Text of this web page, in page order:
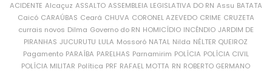
ACIDENTE Alcaçuz ASSALTO ASSEMBLEIA LEGISLATIVA DO RN Assu BATATA
Caicó CARAÚBAS Ceará CHUVA CORONEL AZEVEDO CRIME CRUZETA
currais novos Dilma Governo do RN HOMICÍDIO INCÊNDIO JARDIM DE
PIRANHAS JUCURUTU LULA Mossoró NATAL Nilda NÉLTER QUEIROZ
Pagamento PARAÍBA PARELHAS Parnamirim POLÍCIA POLÍCIA CIVIL
POLÍCIA MILITAR Política PRF RAFAEL MOTTA RN ROBERTO GERMANO